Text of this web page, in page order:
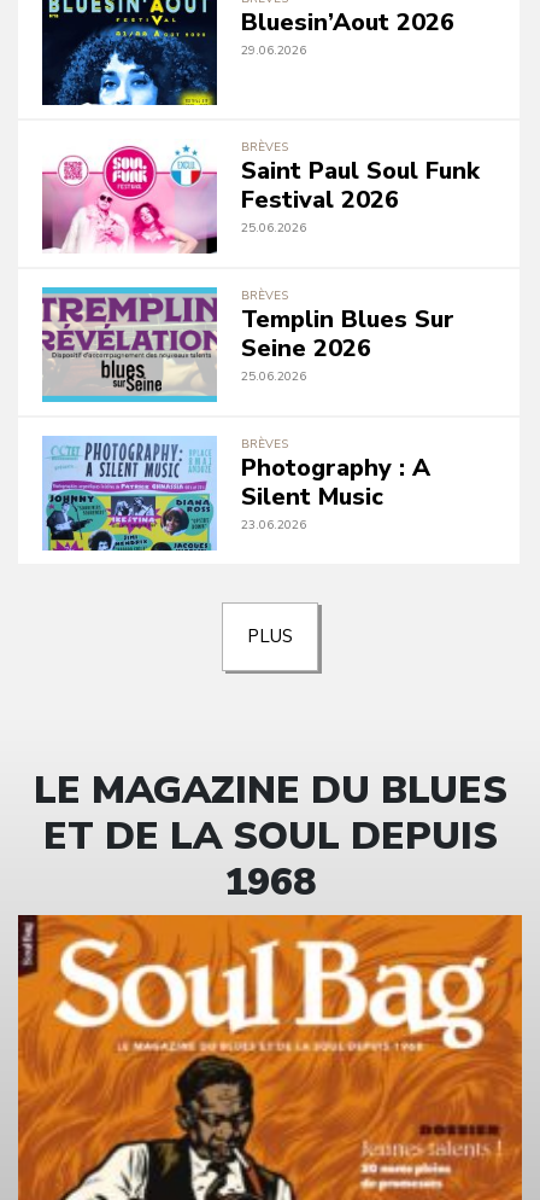
Bluesin’Aout 2026
29.06.2026
BRÈVES
Saint Paul Soul Funk
Festival 2026
25.06.2026
BRÈVES
Templin Blues Sur
Seine 2026
25.06.2026
BRÈVES
Photography : A
Silent Music
23.06.2026
PLUS
LE MAGAZINE DU BLUES
ET DE LA SOUL DEPUIS
1968